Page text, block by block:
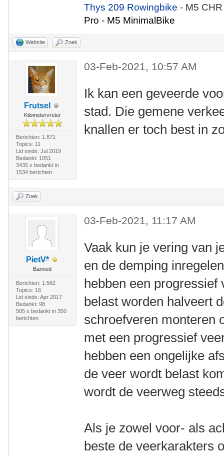
Thys 209 Rowingbike- M5
Pro - M5 MinimalBike
Website Zoek
Frutsel
Kilometervreter
Berichten: 1.871
Topics: 11
Lid sinds: Jul 2019
Bedankt: 1051
3435 x bedankt in
1534 berichten
03-Feb-2021, 10:57 AM
Ik kan een geveerde
stad. Die gemene
knallen er toch best in
Zoek
PietV*
Banned
Berichten: 1.562
Topics: 16
Lid sinds: Apr 2017
Bedankt: 98
505 x bedankt in 350
berichten
03-Feb-2021, 11:17 AM
Vaak kun je vering van
en de demping
hebben een
belast worden halveert
schroefveren monteren
met een progressief
hebben een ongelijke
de veer wordt belast
wordt de veerweg
Als je zowel voor- als
beste de veerkarakters